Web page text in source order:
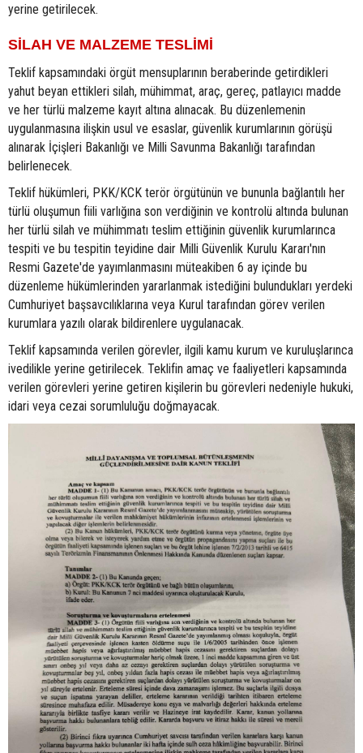
yerine getirilecek.
SİLAH VE MALZEME TESLİMİ
Teklif kapsamındaki örgüt mensuplarının beraberinde getirdikleri
yahut beyan ettikleri silah, mühimmat, araç, gereç, patlayıcı madde
ve her türlü malzeme kayıt altına alınacak. Bu düzenlemenin
uygulanmasına ilişkin usul ve esaslar, güvenlik kurumlarının görüşü
alınarak İçişleri Bakanlığı ve Milli Savunma Bakanlığı tarafından
belirlenecek.
Teklif hükümleri, PKK/KCK terör örgütünün ve bununla bağlantılı her
türlü oluşumun fiili varlığına son verdiğinin ve kontrolü altında bulunan
her türlü silah ve mühimmatı teslim ettiğinin güvenlik kurumlarınca
tespiti ve bu tespitin teyidine dair Milli Güvenlik Kurulu Kararı'nın
Resmi Gazete'de yayımlanmasını müteakiben 6 ay içinde bu
düzenleme hükümlerinden yararlanmak istediğini bulundukları yerdeki
Cumhuriyet başsavcılıklarına veya Kurul tarafından görev verilen
kurumlara yazılı olarak bildirenlere uygulanacak.
Teklif kapsamında verilen görevler, ilgili kamu kurum ve kuruluşlarınca
ivedilikle yerine getirilecek. Teklifin amaç ve faaliyetleri kapsamında
verilen görevleri yerine getiren kişilerin bu görevleri nedeniyle hukuki,
idari veya cezai sorumluluğu doğmayacak.